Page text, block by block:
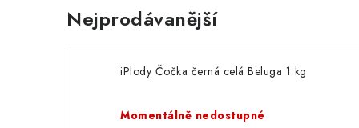
Nejprodávanější
iPlody Čočka černá celá Beluga 1 kg
Momentálně nedostupné